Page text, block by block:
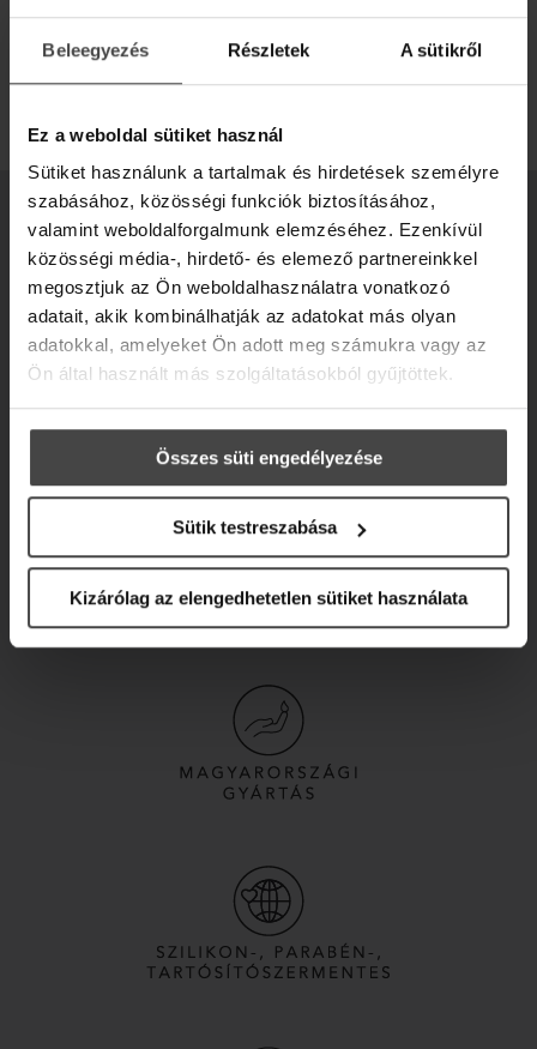
Beleegyezés Részletek A sütikről
Ez a weboldal sütiket használ
Sütiket használunk a tartalmak és hirdetések személyre
szabásához, közösségi funkciók biztosításához,
valamint weboldalforgalmunk elemzéséhez. Ezenkívül
közösségi média-, hirdető- és elemező partnereinkkel
megosztjuk az Ön weboldalhasználatra vonatkozó
adatait, akik kombinálhatják az adatokat más olyan
adatokkal, amelyeket Ön adott meg számukra vagy az
Ön által használt más szolgáltatásokból gyűjtöttek.
Összes süti engedélyezése
Sütik testreszabása
Kizárólag az elengedhetetlen sütiket használata
profilodban iratkozhatsz fel.
100% TERMÉSZETES, MAGYAR
NEUROKOZMETIKUMOK